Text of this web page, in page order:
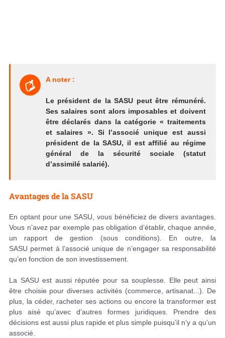
A noter :
Le président de la SASU peut être rémunéré.
Ses salaires sont alors imposables et doivent
être déclarés dans la catégorie « traitements
et salaires ». Si l’associé unique est aussi
président de la SASU, il est affilié au régime
général de la sécurité sociale (statut
d’assimilé salarié).
Avantages de la SASU
En optant pour une SASU, vous bénéficiez de divers avantages.
Vous n’avez par exemple pas obligation d’établir, chaque année,
un rapport de gestion (sous conditions). En outre, la
SASU permet à l’associé unique de n’engager sa responsabilité
qu’en fonction de son investissement.
La SASU est aussi réputée pour sa souplesse. Elle peut ainsi
être choisie pour diverses activités (commerce, artisanat...). De
plus, la céder, racheter ses actions ou encore la transformer est
plus aisé qu’avec d’autres formes juridiques. Prendre des
décisions est aussi plus rapide et plus simple puisqu’il n’y a qu’un
associé.